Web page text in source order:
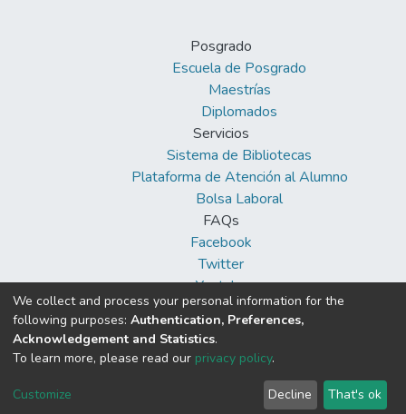
Posgrado
Escuela de Posgrado
Maestrías
Diplomados
Servicios
Sistema de Bibliotecas
Plataforma de Atención al Alumno
Bolsa Laboral
FAQs
Facebook
Twitter
Youtube
DSpace software copyright © 2002-2026
Cookie
End User
Agreement
Send
Feedback
We collect and process your personal information for the
following purposes: Authentication, Preferences,
Acknowledgement and Statistics.
To learn more, please read our privacy policy.
Customize Decline That's ok